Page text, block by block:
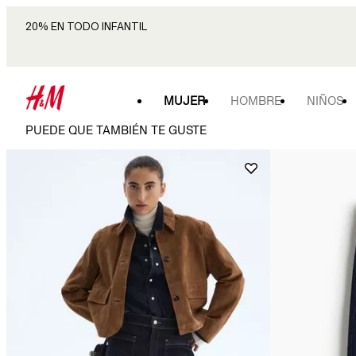
20% EN TODO INFANTIL
MUJER HOMBRE NIÑOS
PUEDE QUE TAMBIÉN TE GUSTE